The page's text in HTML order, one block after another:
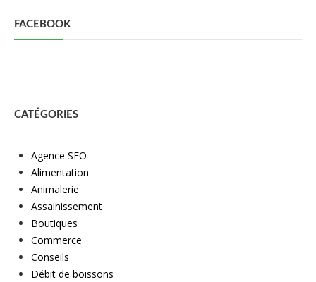
FACEBOOK
CATÉGORIES
Agence SEO
Alimentation
Animalerie
Assainissement
Boutiques
Commerce
Conseils
Débit de boissons